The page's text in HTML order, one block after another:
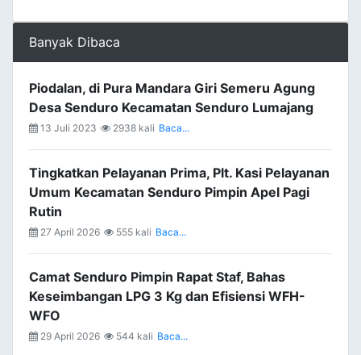
Banyak Dibaca
Piodalan, di Pura Mandara Giri Semeru Agung
Desa Senduro Kecamatan Senduro Lumajang
13 Juli 2023 2938 kali Baca...
Tingkatkan Pelayanan Prima, Plt. Kasi Pelayanan
Umum Kecamatan Senduro Pimpin Apel Pagi
Rutin
27 April 2026 555 kali Baca...
Camat Senduro Pimpin Rapat Staf, Bahas
Keseimbangan LPG 3 Kg dan Efisiensi WFH-
WFO
29 April 2026 544 kali Baca...